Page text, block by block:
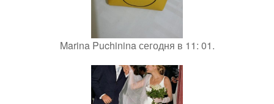
Marina Puchinina сегодня в 11: 01.